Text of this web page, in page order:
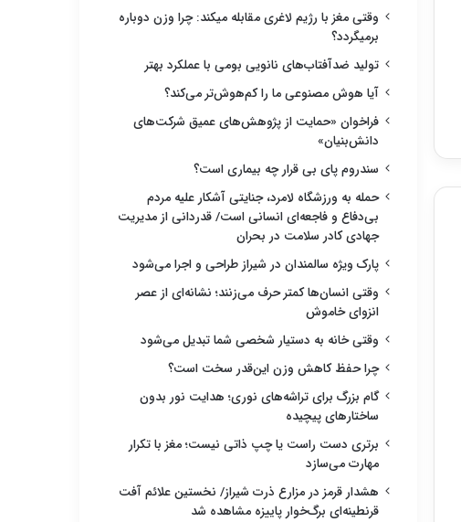
وقتی مغز با رژیم لاغری مقابله میکند: چرا وزن دوباره
برمیگردد؟
تولید ضدآفتاب‌های نانویی بومی با عملکرد بهتر
آیا هوش مصنوعی ما را کم‌هوش‌تر می‌کند؟
فراخوان «حمایت از پژوهش‌های عمیق شرکت‌های
دانش‌بنیان»
سندروم پای بی قرار چه بیماری است؟
حمله به ورزشگاه لامرد، جنایتی آشکار علیه مردم
بی‌دفاع و فاجعه‌ای انسانی است/ قدردانی از مدیریت
جهادی کادر سلامت در بحران
پارک ویژه سالمندان در شیراز طراحی و اجرا می‌شود
وقتی انسان‌ها کمتر حرف می‌زنند؛ نشانه‌ای از عصر
انزوای خاموش
وقتی خانه به دستیار شخصی شما تبدیل می‌شود
چرا حفظ کاهش وزن این‌قدر سخت است؟
گام بزرگ برای تراشه‌های نوری؛ هدایت نور بدون
ساختارهای پیچیده
برتری دست راست یا چپ ذاتی نیست؛ مغز با تکرار
مهارت می‌سازد
هشدار قرمز در مزارع ذرت شیراز/ نخستین علائم آفت
قرنطینه‌ای برگ‌خوار پاییزه مشاهده شد